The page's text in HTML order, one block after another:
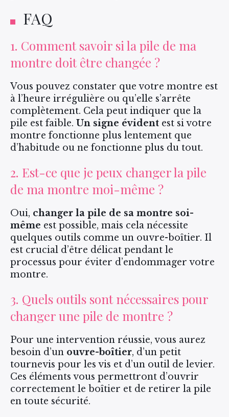
FAQ
1. Comment savoir si la pile de ma
montre doit être changée ?
Vous pouvez constater que votre montre est
à l’heure irrégulière ou qu’elle s’arrête
complètement. Cela peut indiquer que la
pile est faible. Un signe évident est si votre
montre fonctionne plus lentement que
d’habitude ou ne fonctionne plus du tout.
2. Est-ce que je peux changer la pile
de ma montre moi-même ?
Oui, changer la pile de sa montre soi-
même est possible, mais cela nécessite
quelques outils comme un ouvre-boîtier. Il
est crucial d’être délicat pendant le
processus pour éviter d’endommager votre
montre.
3. Quels outils sont nécessaires pour
changer une pile de montre ?
Pour une intervention réussie, vous aurez
besoin d’un ouvre-boîtier, d’un petit
tournevis pour les vis et d’un outil de levier.
Ces éléments vous permettront d’ouvrir
correctement le boîtier et de retirer la pile
en toute sécurité.